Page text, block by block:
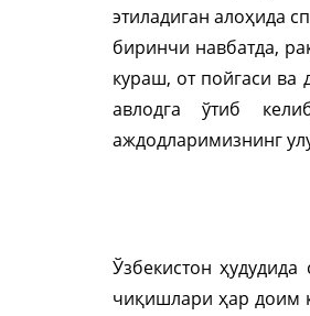
этиладиган алоҳида
биринчи навбатда,
кураш, от пойгаси
авлодга ўтиб
аждодларимизнинг
Ўзбекистон
чиқишлари ҳар доим